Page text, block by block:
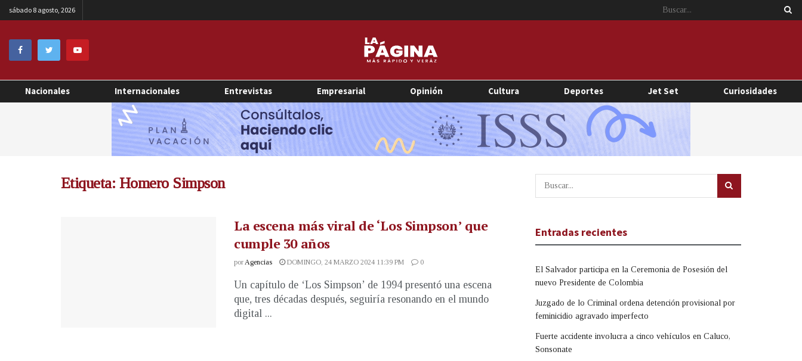
sábado 8 agosto, 2026
Nacionales Internacionales Entrevistas Empresarial Opinión Cultura Deportes Jet Set Curiosidades
Etiqueta: Homero Simpson
La escena más viral de ‘Los Simpson’ que
cumple 30 años
porAgencias DOMINGO, 24 MARZO 2024 11:39 PM 0
Un capítulo de ‘Los Simpson’ de 1994 presentó una escena
que, tres décadas después, seguiría resonando en el mundo
digital ...
Entradas recientes
El Salvador participa en la Ceremonia de Posesión del
nuevo Presidente de Colombia
Juzgado de lo Criminal ordena detención provisional por
feminicidio agravado imperfecto
Fuerte accidente involucra a cinco vehículos en Caluco,
Sonsonate